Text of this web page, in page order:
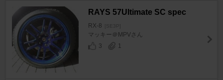
RAYS 57Ultimate SC spec
RX-8 [SE3P]
マッキー＠MPVさん
3
1